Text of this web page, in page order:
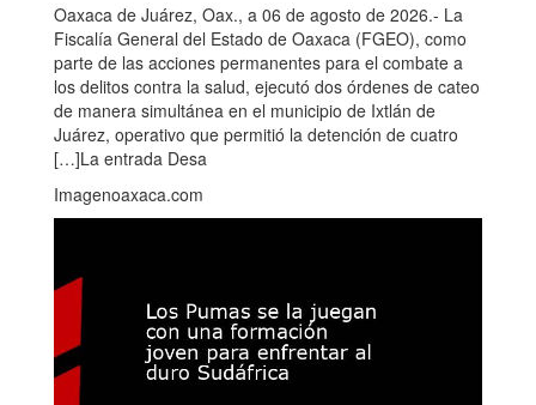
Oaxaca de Juárez, Oax., a 06 de agosto de 2026.- La
Fiscalía General del Estado de Oaxaca (FGEO), como
parte de las acciones permanentes para el combate a
los delitos contra la salud, ejecutó dos órdenes de cateo
de manera simultánea en el municipio de Ixtlán de
Juárez, operativo que permitió la detención de cuatro
[…]La entrada Desa
Imagenoaxaca.com